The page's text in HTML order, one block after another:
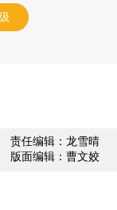
责任编辑：龙雪晴
版面编辑：曹文姣